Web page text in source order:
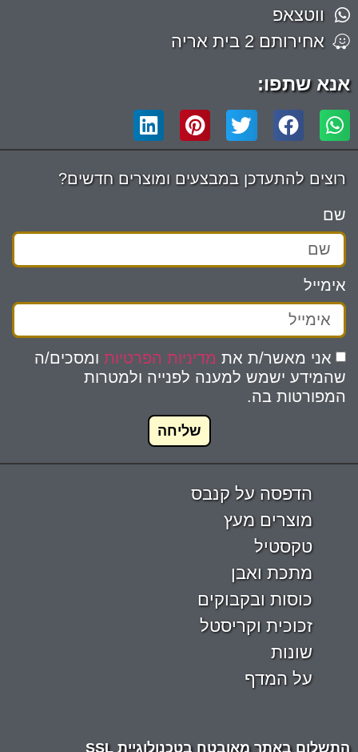
ווטצאפ
אחירותם 2 בית אריה
אנא שתפו:
רוצים להתעדכן במבצעים ומוצרים חדשים?
שם
אימייל
אני מאשר/ת את מדיניות הפרטיות ומסכים/ה
שהמידע ישמש למענה לפנייה ולמטרות
המפורטות בה.
שליחה
הדפסה על קנבס
מוצרים מעץ
טקסטיל
מתכת ואבן
כוסות ובקבוקים
זכוכית וקריסטל
שונות
על המדף
התשלום באתר מאובטח בטכנולוגיית SSL